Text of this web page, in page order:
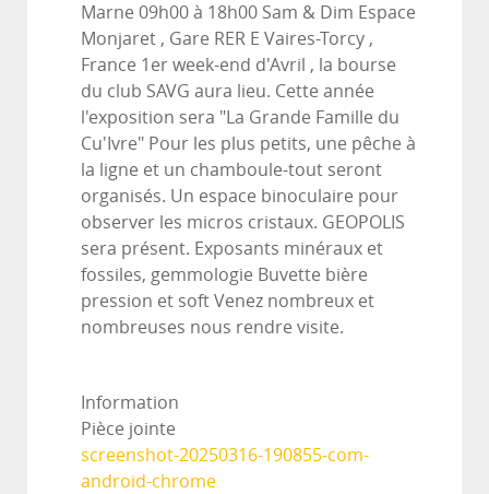
Marne 09h00 à 18h00 Sam & Dim Espace
Monjaret , Gare RER E Vaires-Torcy ,
France 1er week-end d'Avril , la bourse
du club SAVG aura lieu. Cette année
l'exposition sera "La Grande Famille du
Cu'Ivre" Pour les plus petits, une pêche à
la ligne et un chamboule-tout seront
organisés. Un espace binoculaire pour
observer les micros cristaux. GEOPOLIS
sera présent. Exposants minéraux et
fossiles, gemmologie Buvette bière
pression et soft Venez nombreux et
nombreuses nous rendre visite.
Information
Pièce jointe
screenshot-20250316-190855-com-
android-chrome